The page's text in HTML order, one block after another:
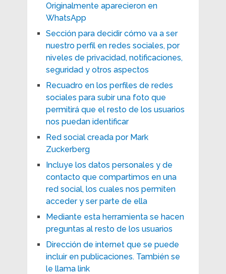
Originalmente aparecieron en
WhatsApp
Sección para decidir cómo va a ser
nuestro perfil en redes sociales, por
niveles de privacidad, notificaciones,
seguridad y otros aspectos
Recuadro en los perfiles de redes
sociales para subir una foto que
permitirá que el resto de los usuarios
nos puedan identificar
Red social creada por Mark
Zuckerberg
Incluye los datos personales y de
contacto que compartimos en una
red social, los cuales nos permiten
acceder y ser parte de ella
Mediante esta herramienta se hacen
preguntas al resto de los usuarios
Dirección de internet que se puede
incluir en publicaciones. También se
le llama link